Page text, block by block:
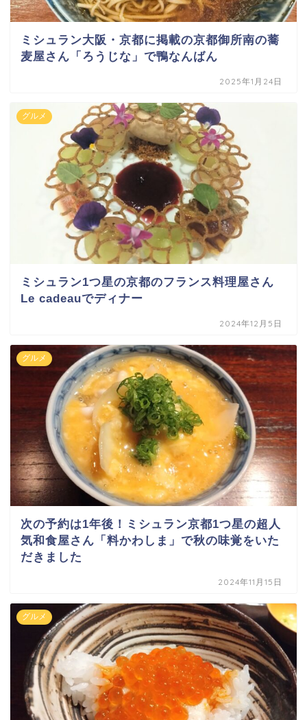
ミシュラン大阪・京都に掲載の京都御所南の蕎
麦屋さん「ろうじな」で鴨なんばん
2025年1月24日
グルメ
ミシュラン1つ星の京都のフランス料理屋さん
Le cadeauでディナー
2024年12月5日
グルメ
次の予約は1年後！ミシュラン京都1つ星の超人
気和食屋さん「料かわしま」で秋の味覚をいた
だきました
2024年11月15日
グルメ